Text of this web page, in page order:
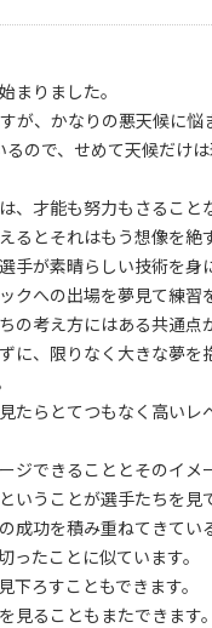
まりました。
が、かなりの悪天候に悩
ので、せめて天候だけ
、才能も努力もさること
とそれはもう想像を絶
手が素晴らしい技術を身
クへの出場を夢見て練習
考え方にはある共通点
に、限りなく大きな夢
たらとてつもなく高い
ジできることとそのイ
いうことが選手たちを見
功を積み重ねてきてい
たことに似ています。
ろすこともできます。
見ることもまたできます。